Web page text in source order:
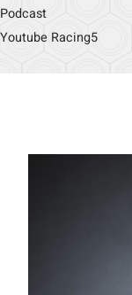
Podcast
Youtube Racing5